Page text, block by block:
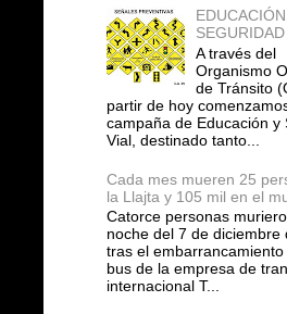
SEGURIDAD
A través del
Organismo
de Tránsito
partir de hoy
campaña de Educación y
Vial, destinado tanto...
Cada mes mueren 25
la Llajta y 105 mil en el
Catorce personas
noche del 7 de diciembre
tras el embarrancamiento
bus de la empresa de
internacional T...